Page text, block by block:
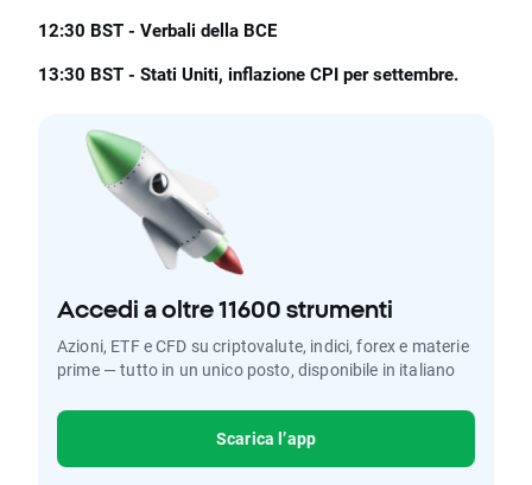
12:30 BST - Verbali della BCE
13:30 BST - Stati Uniti, inflazione CPI per settembre.
Accedi a oltre 11600 strumenti
Azioni, ETF e CFD su criptovalute, indici, forex e materie
prime — tutto in un unico posto, disponibile in italiano
Scarica l’app